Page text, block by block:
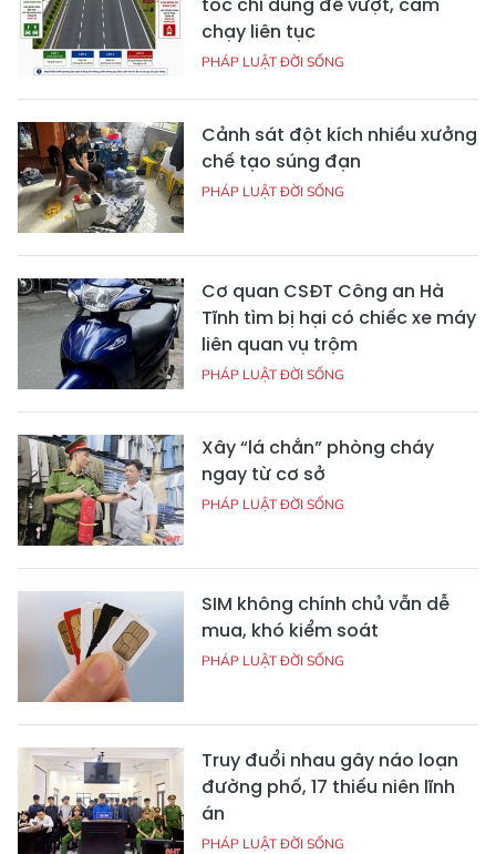
tốc chỉ dùng để vượt, cấm
chạy liên tục
PHÁP LUẬT ĐỜI SỐNG
Cảnh sát đột kích nhiều xưởng
chế tạo súng đạn
PHÁP LUẬT ĐỜI SỐNG
Cơ quan CSĐT Công an Hà
Tĩnh tìm bị hại có chiếc xe máy
liên quan vụ trộm
PHÁP LUẬT ĐỜI SỐNG
Xây “lá chắn” phòng cháy
ngay từ cơ sở
PHÁP LUẬT ĐỜI SỐNG
SIM không chính chủ vẫn dễ
mua, khó kiểm soát
PHÁP LUẬT ĐỜI SỐNG
Truy đuổi nhau gây náo loạn
đường phố, 17 thiếu niên lĩnh
án
PHÁP LUẬT ĐỜI SỐNG